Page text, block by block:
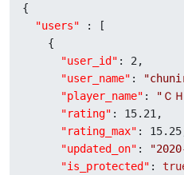
{
"users" : [
    {
"user_id" : 2 ,
"user_name" :
"player_name" : "Ｃ
"rating" : 15.21 ,
"rating_max" : 15.25
"updated_on" :
"is_protected" :